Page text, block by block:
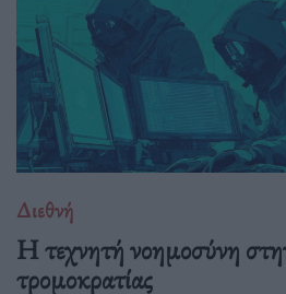
Διεθνή
Η τεχνητή νοημοσύνη
τρομοκρατίας